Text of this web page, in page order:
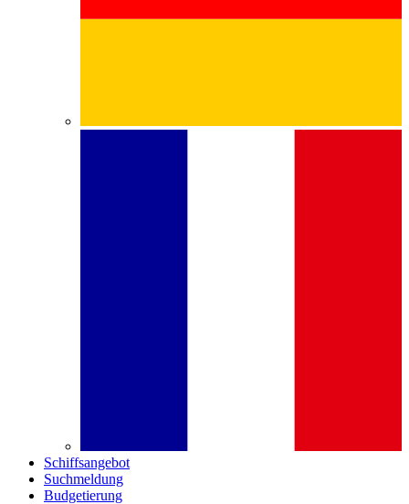
Schiffsangebot
Suchmeldung
Budgetierung